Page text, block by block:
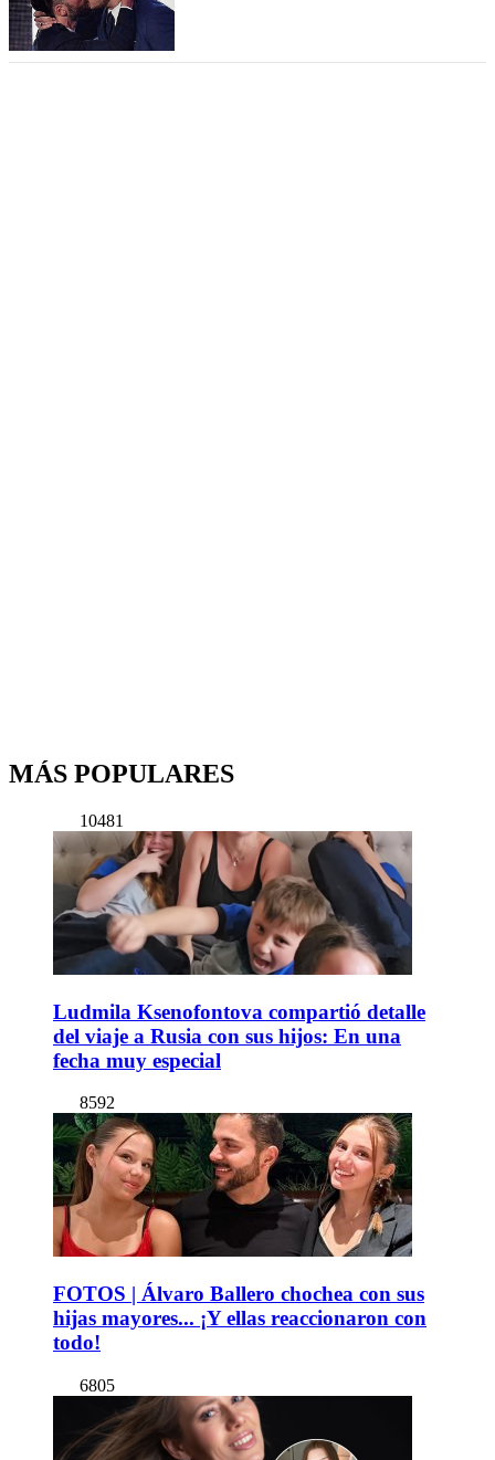
MÁS POPULARES
10481
Ludmila Ksenofontova compartió detalle
del viaje a Rusia con sus hijos: En una
fecha muy especial
8592
FOTOS | Álvaro Ballero chochea con sus
hijas mayores... ¡Y ellas reaccionaron con
todo!
6805